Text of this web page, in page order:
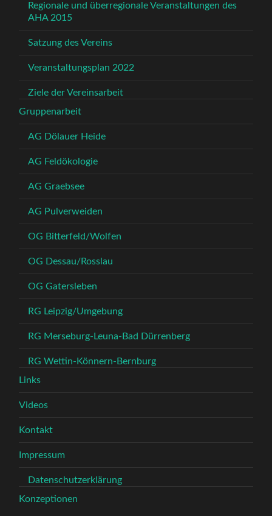
Regionale und überregionale Veranstaltungen des
AHA 2015
Satzung des Vereins
Veranstaltungsplan 2022
Ziele der Vereinsarbeit
Gruppenarbeit
AG Dölauer Heide
AG Feldökologie
AG Graebsee
AG Pulverweiden
OG Bitterfeld/Wolfen
OG Dessau/Rosslau
OG Gatersleben
RG Leipzig/Umgebung
RG Merseburg-Leuna-Bad Dürrenberg
RG Wettin-Könnern-Bernburg
Links
Videos
Kontakt
Impressum
Datenschutzerklärung
Konzeptionen